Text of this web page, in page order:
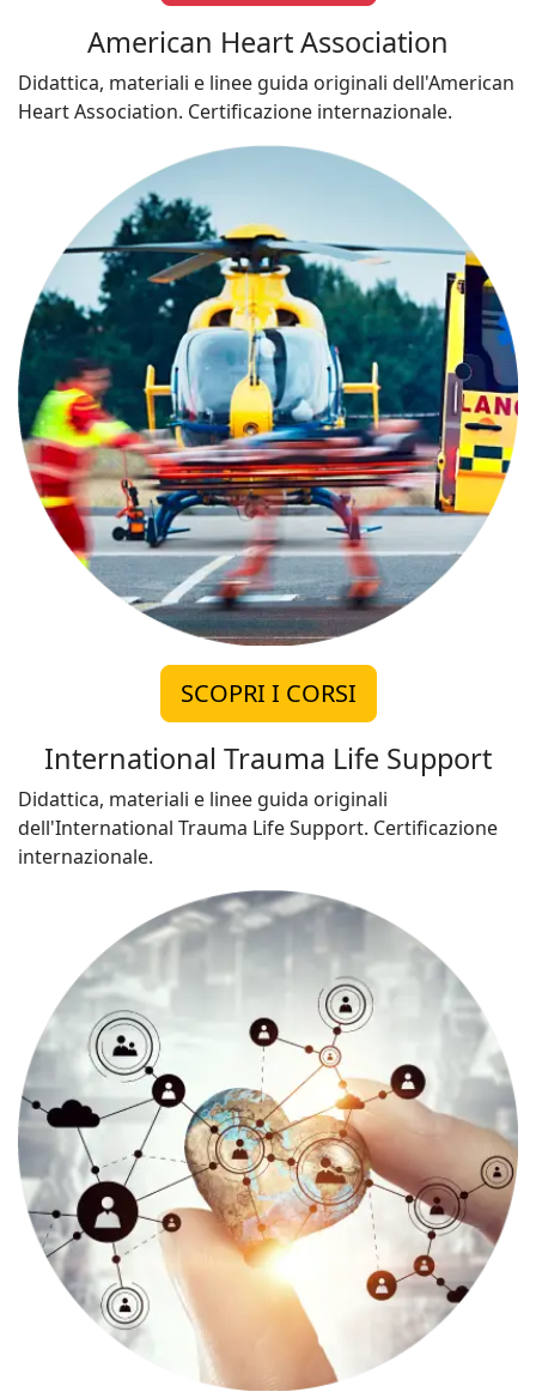
American Heart Association
Didattica, materiali e linee guida originali dell'American
Heart Association. Certificazione internazionale.
SCOPRI I CORSI
International Trauma Life Support
Didattica, materiali e linee guida originali
dell'International Trauma Life Support. Certificazione
internazionale.